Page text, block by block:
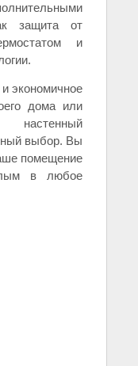
защита от
и
экономичное
дома или
выбор. Вы
помещение
в любое